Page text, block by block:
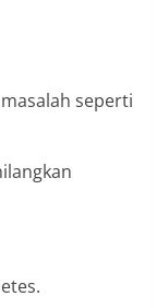
seperti